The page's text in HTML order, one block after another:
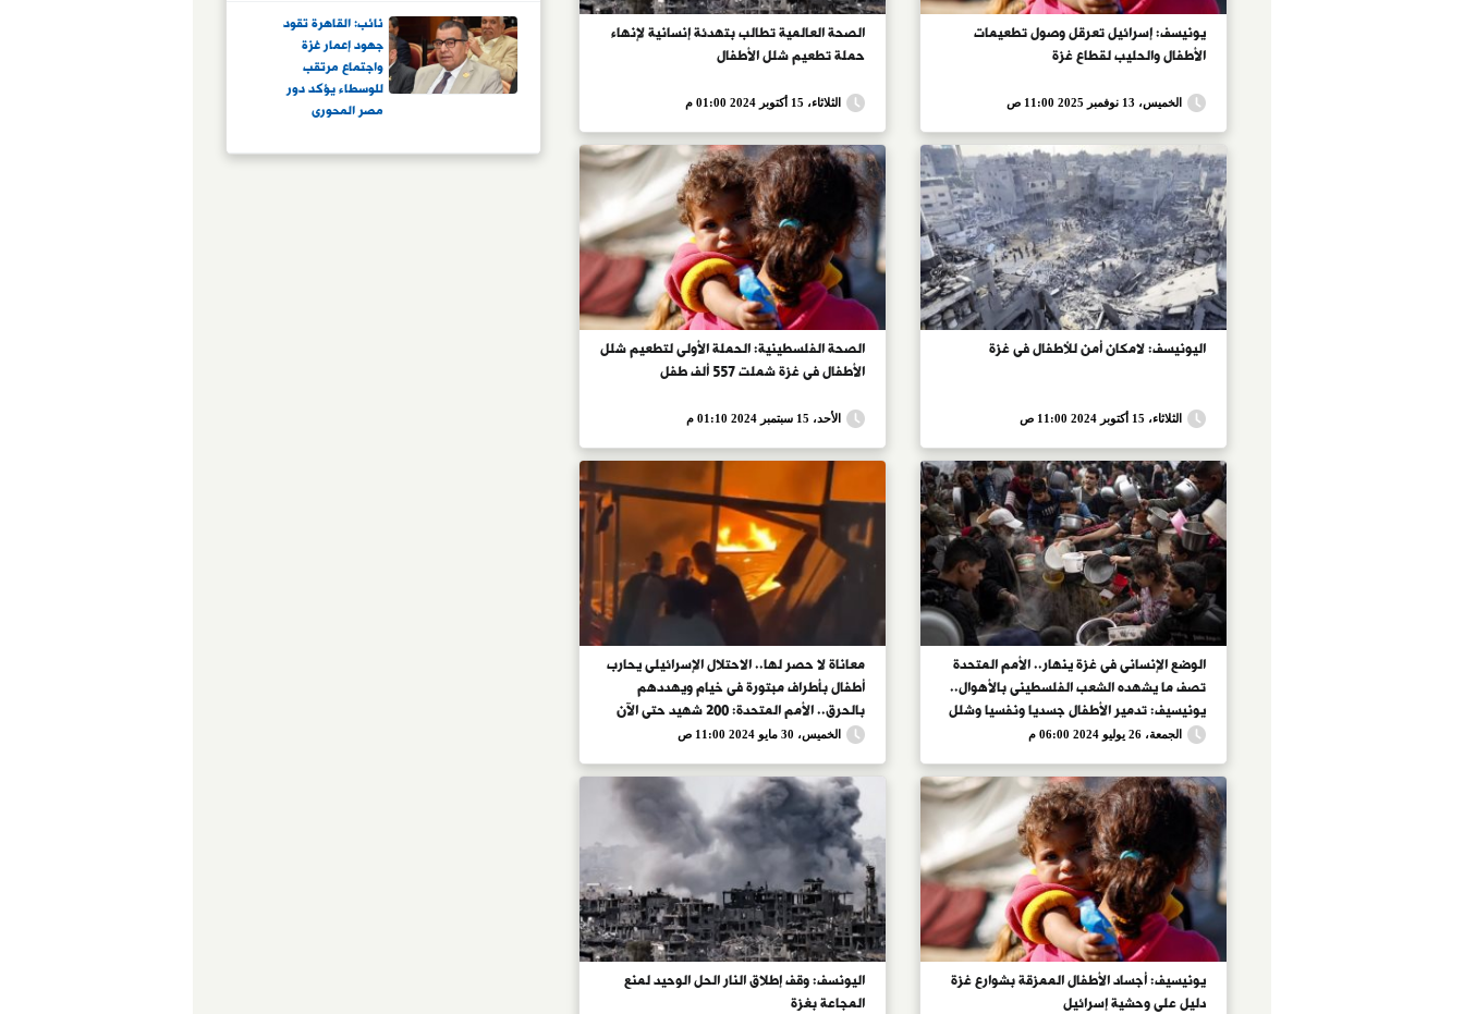
يونيسف: إسرائيل تعرقل وصول تطعيمات
الأطفال والحليب لقطاع غزة
الخميس، 13 نوفمبر 2025 11:00 ص
الصحة العالمية تطالب بتهدئة إنسانية لإنهاء
حملة تطعيم شلل الأطفال
الثلاثاء، 15 أكتوبر 2024 01:00 م
اليونيسف: لامكان أمن للأطفال فى غزة
الثلاثاء، 15 أكتوبر 2024 11:00 ص
الصحة الفلسطينية: الحملة الأولى لتطعيم شلل
الأطفال فى غزة شملت 557 ألف طفل
الأحد، 15 سبتمبر 2024 01:10 م
الوضع الإنسانى فى غزة ينهار.. الأمم المتحدة
تصف ما يشهده الشعب الفلسطينى بالأهوال..
يونيسيف: تدمير الأطفال جسديا ونفسيا وشلل
الأطفال ينضم لقائمة التهديدات.. والاحتلال
الجمعة، 26 يوليو 2024 06:00 م
معاناة لا حصر لها.. الاحتلال الإسرائيلى يحارب
أطفال بأطراف مبتورة فى خيام ويهددهم
بالحرق.. الأمم المتحدة: 200 شهيد حتى الآن
بمحرقة النازحين فى رفح.. ويونيسف: معاناة
توصف
الخميس، 30 مايو 2024 11:00 ص
يونيسيف: أجساد الأطفال الممزقة بشوارع غزة
دليل على وحشية إسرائيل
اليونسف: وقف إطلاق النار الحل الوحيد لمنع
المجاعة بغزة
نائب: القاهرة تقود
جهود إعمار غزة
واجتماع مرتقب
للوسطاء يؤكد دور
مصر المحورى